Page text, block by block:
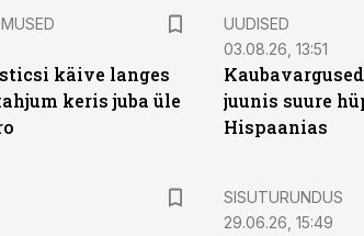
käive langes
keris juba üle
UUDISED
03.08.26, 13:51
juunis suure
Hispaanias
ST
SISUTURUNDUS
29.06.26, 15:49